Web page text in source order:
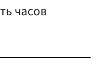
часов